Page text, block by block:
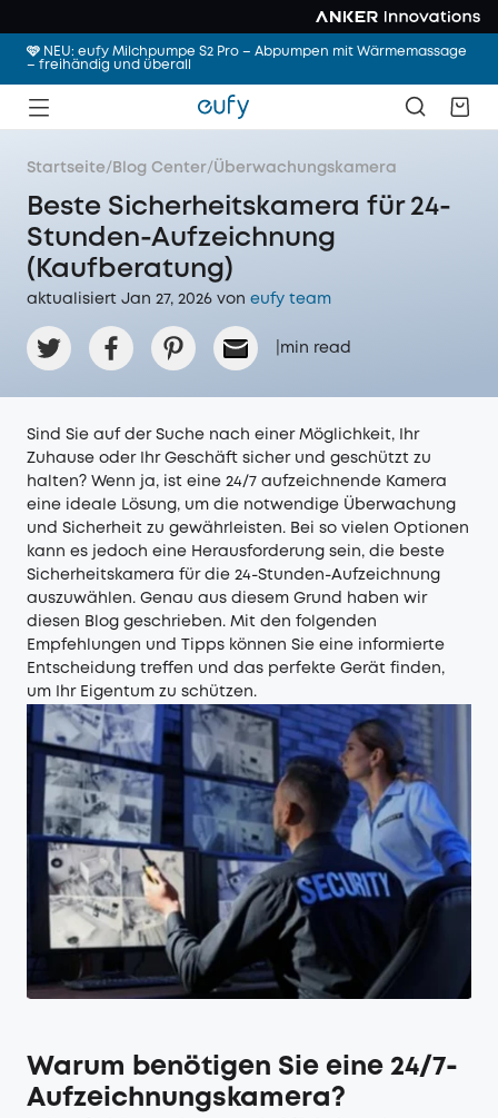
🩷 NEU: eufy Milchpumpe S2 Pro – Abpumpen mit Wärmemassage
– freihändig und überall
Startseite/ Blog Center/Überwachungskamera
Beste Sicherheitskamera für 24-
Stunden-Aufzeichnung
(Kaufberatung)
aktualisiert Jan 27, 2026 von eufy team
min read
Sind Sie auf der Suche nach einer Möglichkeit, Ihr
Zuhause oder Ihr Geschäft sicher und geschützt zu
halten? Wenn ja, ist eine 24/7 aufzeichnende Kamera
eine ideale Lösung, um die notwendige Überwachung
und Sicherheit zu gewährleisten. Bei so vielen Optionen
kann es jedoch eine Herausforderung sein, die beste
Sicherheitskamera für die 24-Stunden-Aufzeichnung
auszuwählen. Genau aus diesem Grund haben wir
diesen Blog geschrieben. Mit den folgenden
Empfehlungen und Tipps können Sie eine informierte
Entscheidung treffen und das perfekte Gerät finden,
um Ihr Eigentum zu schützen.
Warum benötigen Sie eine 24/7-
Aufzeichnungskamera?